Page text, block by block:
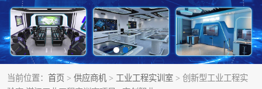
当前位置： 首页 > 供应商机 > 工业工程实训室 > 创新型工业工程实
生产系统仿真 冷链物流
供应链管理 思政
智慧零售实训 智能制造